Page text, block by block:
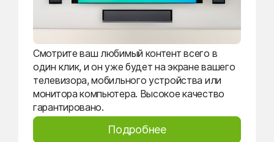
Смотрите ваш любимый контент всего в
один клик, и он уже будет на экране вашего
телевизора, мобильного устройства или
монитора компьютера. Высокое качество
гарантировано.
Подробнее